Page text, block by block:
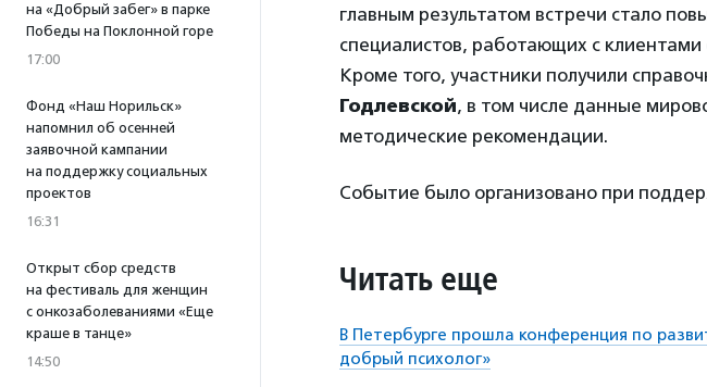
на «Добрый забег» в парке
Победы на Поклонной горе
17:00
Фонд «Наш Норильск»
напомнил об осенней
заявочной кампании
на поддержку социальных
проектов
16:31
Открыт сбор средств
на фестиваль для женщин
с онкозаболеваниями «Еще
краше в танце»
14:50
главным результатом встречи стало
специалистов, работающих с
Кроме того, участники получили
Годлевской, в том числе данные
методические рекомендации.
Событие было организовано при
Читать еще
В Петербурге прошла конференция по
добрый психолог»